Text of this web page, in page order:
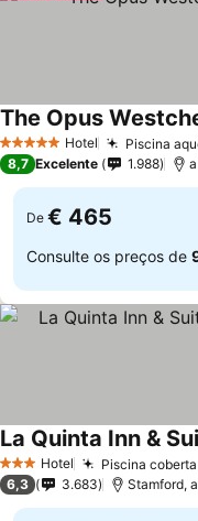
5 Estrelas Hotel Piscina
The Opus
8,7 Excelente 1.988
De € 465
Consulte os preços de
3 EstrelasHotel Piscina
Ver preços
6,3 3.683 Stamford,